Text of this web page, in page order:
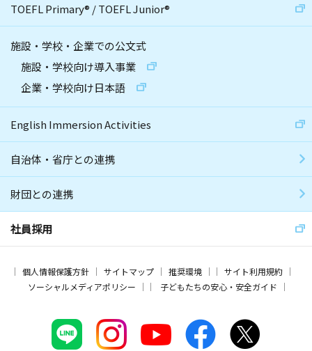
TOEFL Primary® /TOEFL Junior®
施設・学校・企業での公文式
施設・学校向け導入事業
企業・学校向け日本語
English Immersion Activities
自治体・省庁との連携
財団との連携
社員採用
個人情報保護方針 サイトマップ 推奨環境
サイト利用規約
ソーシャルメディアポリシー
子どもたちの安心・安全ガイド